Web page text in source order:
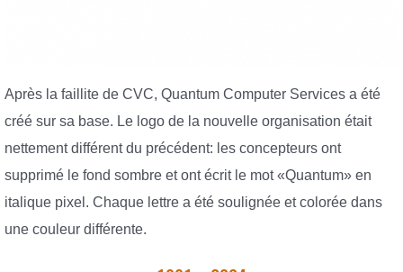
Après la faillite de CVC, Quantum Computer Services a été
créé sur sa base. Le logo de la nouvelle organisation était
nettement différent du précédent: les concepteurs ont
supprimé le fond sombre et ont écrit le mot «Quantum» en
italique pixel. Chaque lettre a été soulignée et colorée dans
une couleur différente.